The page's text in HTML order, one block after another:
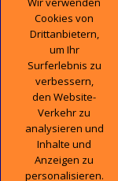
UNTERNEHMEN
IHR KONTO
CONTACT
Cookies von
Drittanbietern,
um Ihr
Surferlebnis zu
verbessern,
den Website-
Verkehr zu
analysieren und
Inhalte und
Anzeigen zu
personalisieren.